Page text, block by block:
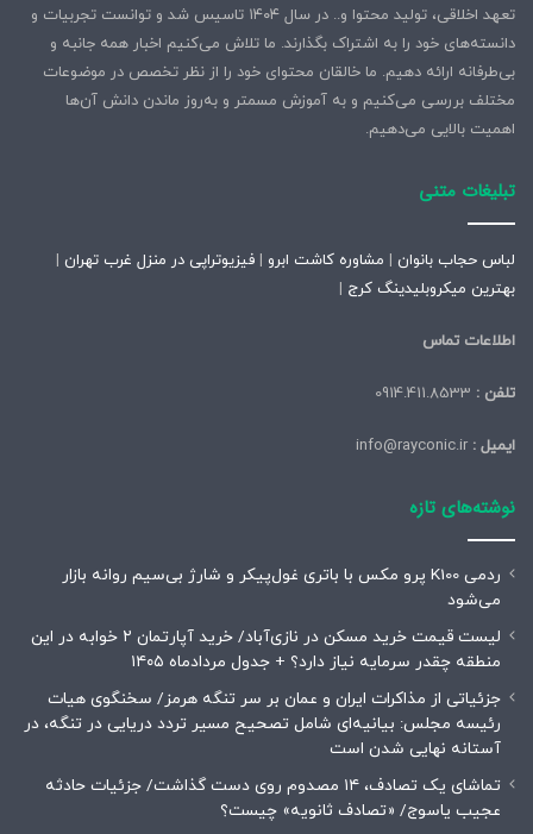
تعهد اخلاقی، تولید محتوا و.. در سال ۱۴۰۴ تاسیس شد و توانست تجربیات و
دانسته‌های خود را به اشتراک بگذارند. ما تلاش می‌کنیم اخبار همه جانبه و
بی‌طرفانه ارائه دهیم. ما خالقان محتوای خود را از نظر تخصص در موضوعات
مختلف بررسی می‌کنیم و به آموزش مسمتر و به‌روز ماندن دانش آن‌ها
اهمیت بالایی می‌دهیم.
تبلیغات متنی
لباس حجاب بانوان | مشاوره کاشت ابرو | فیزیوتراپی در منزل غرب تهران |
بهترین میکروبلیدینگ کرج |
اطلاعات تماس
تلفن :
ایمیل :
نوشته‌های تازه
ردمی K100 پرو مکس با باتری غول‌پیکر و شارژ بی‌سیم روانه بازار
می‌شود
لیست قیمت خرید مسکن در نازی‌آباد/ خرید آپارتمان ۲ خوابه در این
منطقه چقدر سرمایه نیاز دارد؟ + جدول مردادماه ۱۴۰۵
جزئیاتی از مذاکرات ایران و عمان بر سر تنگه هرمز/ سخنگوی هیات
رئیسه مجلس: بیانیه‌ای شامل تصحیح مسیر تردد دریایی در تنگه، در
آستانه نهایی شدن است
تماشای یک تصادف، ۱۴ مصدوم روی دست گذاشت/ جزئیات حادثه
عجیب یاسوج/ «تصادف ثانویه» چیست؟